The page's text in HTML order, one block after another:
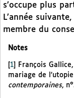
s’occupe plus
L’année
membre du
Notes
[1]
François
mariage de
contemporaines,